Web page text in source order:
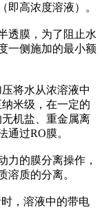
即高浓度溶液）。
透膜，为了阻止水
一侧施加的最小额
将水从浓溶液中
米级，在一定的
机盐、重金属离
通过RO膜。
力的膜分离操作，
溶质的分离。
，溶液中的带电